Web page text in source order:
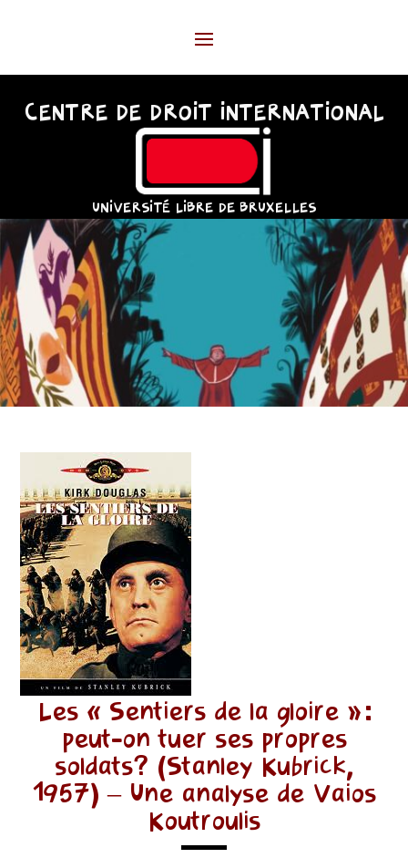
CENTRE DE DROIT INTERNATIONAL
UNIVERSITÉ LIBRE DE BRUXELLES
Les « Sentiers de la gloire »:
peut-on tuer ses propres
soldats? (Stanley Kubrick,
1957) – Une analyse de Vaios
Koutroulis